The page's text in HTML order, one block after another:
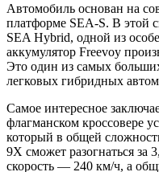
Автомобиль основан на
платформе SEA-S. В этой
SEA Hybrid, одной из
аккумулятор Freevoy
Это один из самых
легковых гибридных
Самое интересное
флагманском кроссовере
который в общей
9X сможет разогнаться за
скорость — 240 км/ч, а